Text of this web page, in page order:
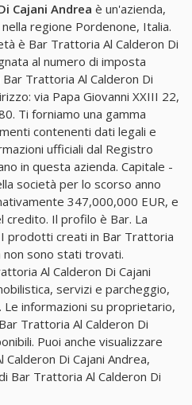
Cajani Andrea è un'azienda,
regione Pordenone, Italia.
è Bar Trattoria Al Calderon Di
al numero di imposta
Trattoria Al Calderon Di
via Papa Giovanni XXIII 22,
Ti forniamo una gamma
contenenti dati legali e
ufficiali dal Registro
in questa azienda. Capitale -
società per lo scorso anno
347,000,000 EUR, e
credito. Il profilo è Bar. La
prodotti creati in Bar Trattoria
non sono stati trovati.
Al Calderon Di Cajani
servizi e parcheggio,
informazioni su proprietario,
Trattoria Al Calderon Di
Puoi anche visualizzare
Di Cajani Andrea,
Bar Trattoria Al Calderon Di